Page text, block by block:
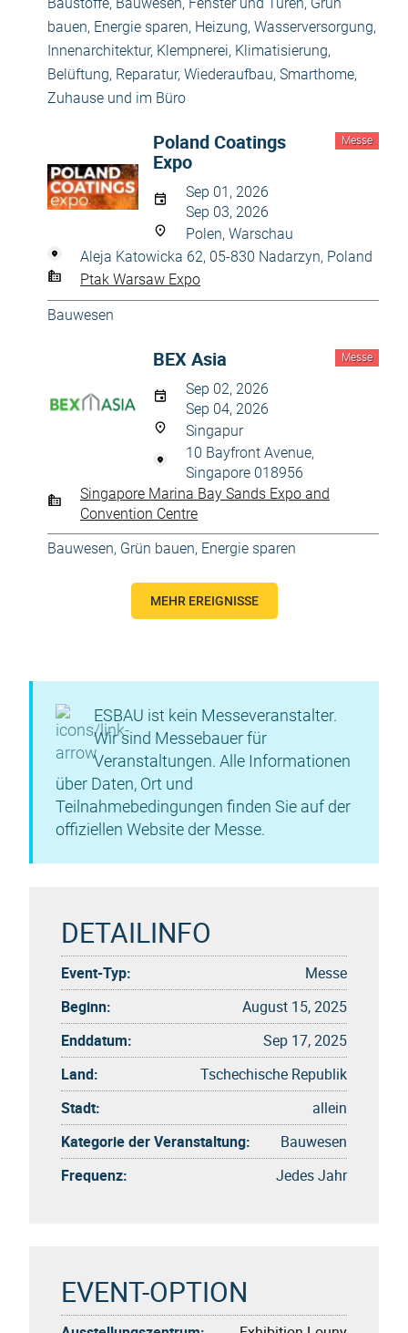
bauen, Energie sparen, Heizung, Wasserversorgung,
Innenarchitektur, Klempnerei, Klimatisierung,
Belüftung, Reparatur, Wiederaufbau, Smarthome,
Zuhause und im Büro
Messe
Poland Coatings
Expo
Sep 01, 2026
Sep 03, 2026
Polen, Warschau
Aleja Katowicka 62, 05-830 Nadarzyn, Poland
Ptak Warsaw Expo
Bauwesen
Messe
BEX Asia
Sep 02, 2026
Sep 04, 2026
Singapur
10 Bayfront Avenue,
Singapore 018956
Singapore Marina Bay Sands Expo and
Convention Centre
Bauwesen, Grün bauen, Energie sparen
MEHR EREIGNISSE
ESBAU ist kein Messeveranstalter.
Wir sind Messebauer für
Veranstaltungen. Alle Informationen
über Daten, Ort und
Teilnahmebedingungen finden Sie auf der
offiziellen Website der Messe.
DETAILINFO
Event-Typ:
Messe
Beginn:
August 15, 2025
Enddatum:
Sep 17, 2025
Land:
Tschechische Republik
Stadt:
allein
Kategorie der Veranstaltung:
Bauwesen
Frequenz:
Jedes Jahr
EVENT-OPTION